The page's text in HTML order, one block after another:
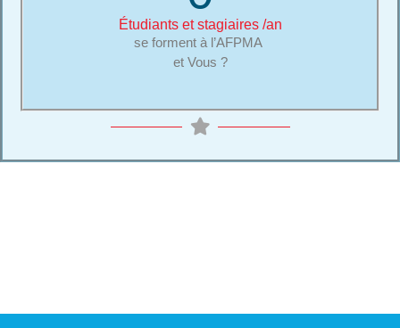
Étudiants et stagiaires /an
se forment à l’AFPMA
et Vous ?